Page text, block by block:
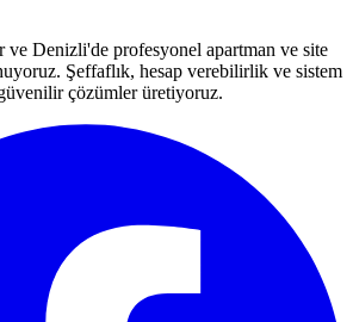
ve Denizli'de profesyonel apartman ve site
Şeffaflık, hesap verebilirlik ve sistem
güvenilir çözümler üretiyoruz.